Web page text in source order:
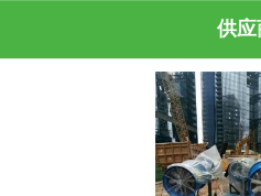
供应